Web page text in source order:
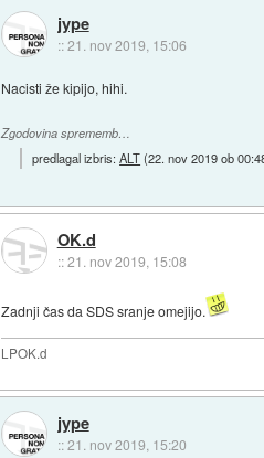
jype
::21. nov 2019, 15:06
Nacisti že kipijo, hihi.
Zgodovina sprememb…
predlagal izbris:ALT(22. nov 2019 ob
OK.d
::21. nov 2019, 15:08
Zadnji čas da SDS sranje omejijo.
LPOK.d
jype
::21. nov 2019, 15:20